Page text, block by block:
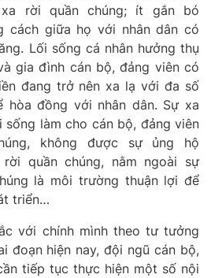
rời quần chúng; ít gắn bó
cách giữa họ với nhân dân có
Lối sống cá nhân hưởng thụ
gia đình cán bộ, đảng viên có
đang trở nên xa lạ với đa số
hòa đồng với nhân dân. Sự xa
làm cho cán bộ, đảng viên
không được sự ủng hộ
quần chúng, nằm ngoài sự
là môi trường thuận lợi để
triển…
với chính mình theo tư tưởng
đoạn hiện nay, đội ngũ cán bộ,
tiếp tục thực hiện một số nội